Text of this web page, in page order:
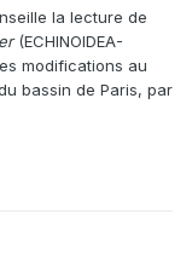
la lecture de
(ECHINOIDEA-
modifications au
bassin de Paris, par